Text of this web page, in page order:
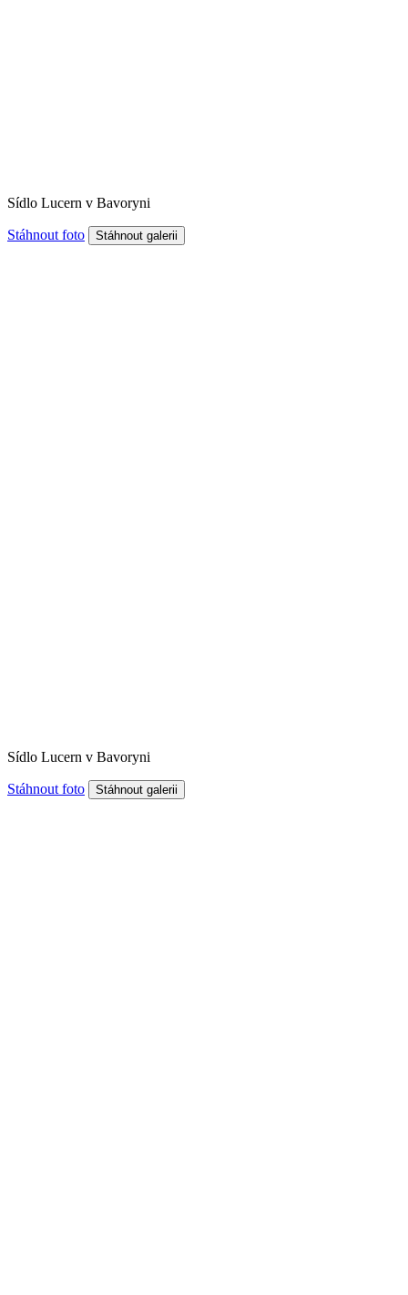
Sídlo Lucern v Bavoryni
Stáhnout foto
Sídlo Lucern v Bavoryni
Stáhnout foto